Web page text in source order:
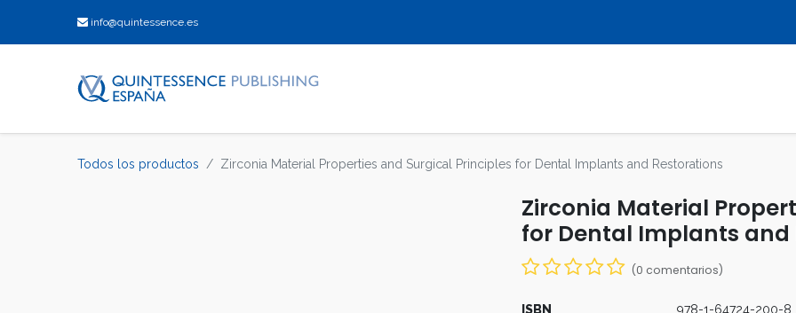
info@quintessence.es
Todos los productos Zirconia Material Properties and Surgical Principles for Dental Implants and Restorations
Zirconia Material
for Dental Implants and
(0 comentarios)
ISBN
978-1-64724-200-8